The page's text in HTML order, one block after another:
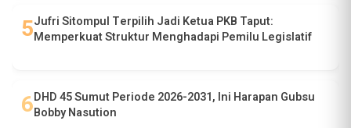
Jufri Sitompul Terpilih Jadi Ketua PKB Taput:
Memperkuat Struktur Menghadapi Pemilu Legislatif
DHD 45 Sumut Periode 2026-2031, Ini Harapan Gubsu
Bobby Nasution